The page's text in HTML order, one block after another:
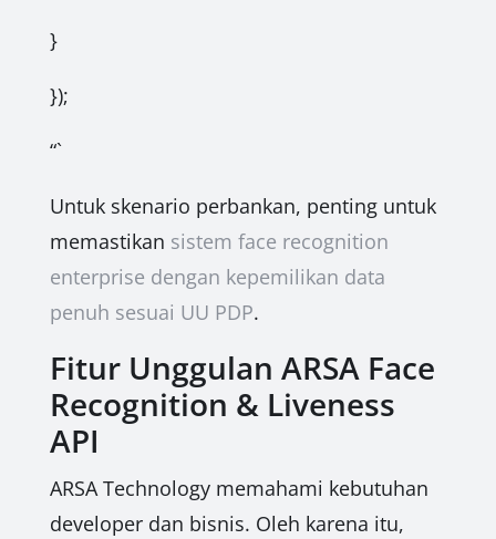
}
});
“`
Untuk skenario perbankan, penting untuk
memastikan sistem face recognition
enterprise dengan kepemilikan data
penuh sesuai UU PDP.
Fitur Unggulan ARSA Face
Recognition & Liveness
API
ARSA Technology memahami kebutuhan
developer dan bisnis. Oleh karena itu,